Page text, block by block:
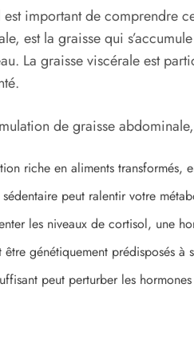
important de comprendre
est la graisse qui
La graisse viscérale est
de graisse
riche en aliments
peut ralentir votre
les niveaux de cortisol, une
génétiquement prédisposés
peut perturber les